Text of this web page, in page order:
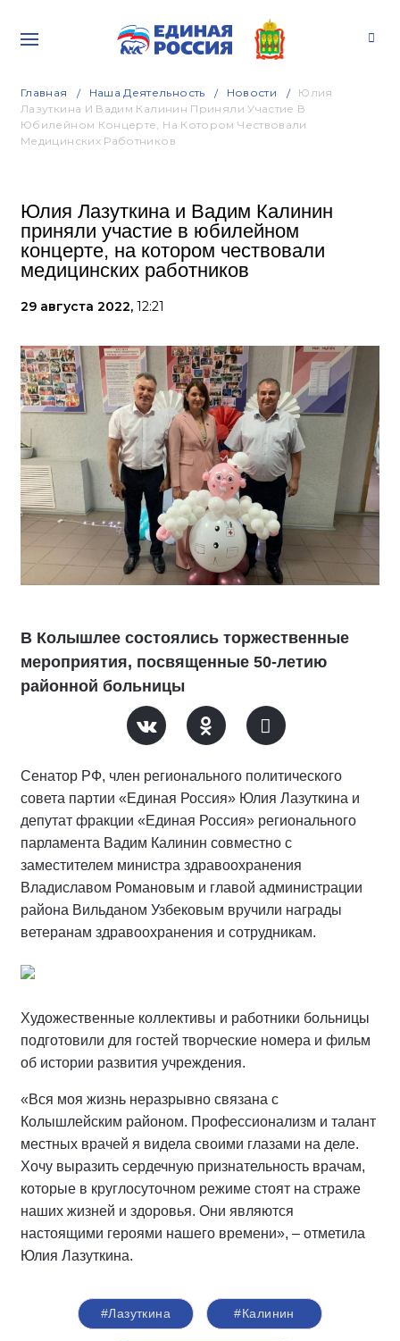
Главная Наша Деятельность Новости
Юлия
Лазуткина И Вадим Калинин Приняли Участие В
Юбилейном Концерте, На Котором Чествовали
Медицинских Работников
Юлия Лазуткина и Вадим Калинин
приняли участие в юбилейном
концерте, на котором чествовали
медицинских работников
29 августа 2022, 12:21
В Колышлее состоялись торжественные
мероприятия, посвященные 50-летию
районной больницы
Сенатор РФ, член регионального политического
совета партии «Единая Россия» Юлия Лазуткина и
депутат фракции «Единая Россия» регионального
парламента Вадим Калинин совместно с
заместителем министра здравоохранения
Владиславом Романовым и главой администрации
района Вильданом Узбековым вручили награды
ветеранам здравоохранения и сотрудникам.
Художественные коллективы и работники больницы
подготовили для гостей творческие номера и фильм
об истории развития учреждения.
«Вся моя жизнь неразрывно связана с
Колышлейским районом. Профессионализм и талант
местных врачей я видела своими глазами на деле.
Хочу выразить сердечную признательность врачам,
которые в круглосуточном режиме стоят на страже
наших жизней и здоровья. Они являются
настоящими героями нашего времени», – отметила
Юлия Лазуткина.
#Лазуткина #Калинин